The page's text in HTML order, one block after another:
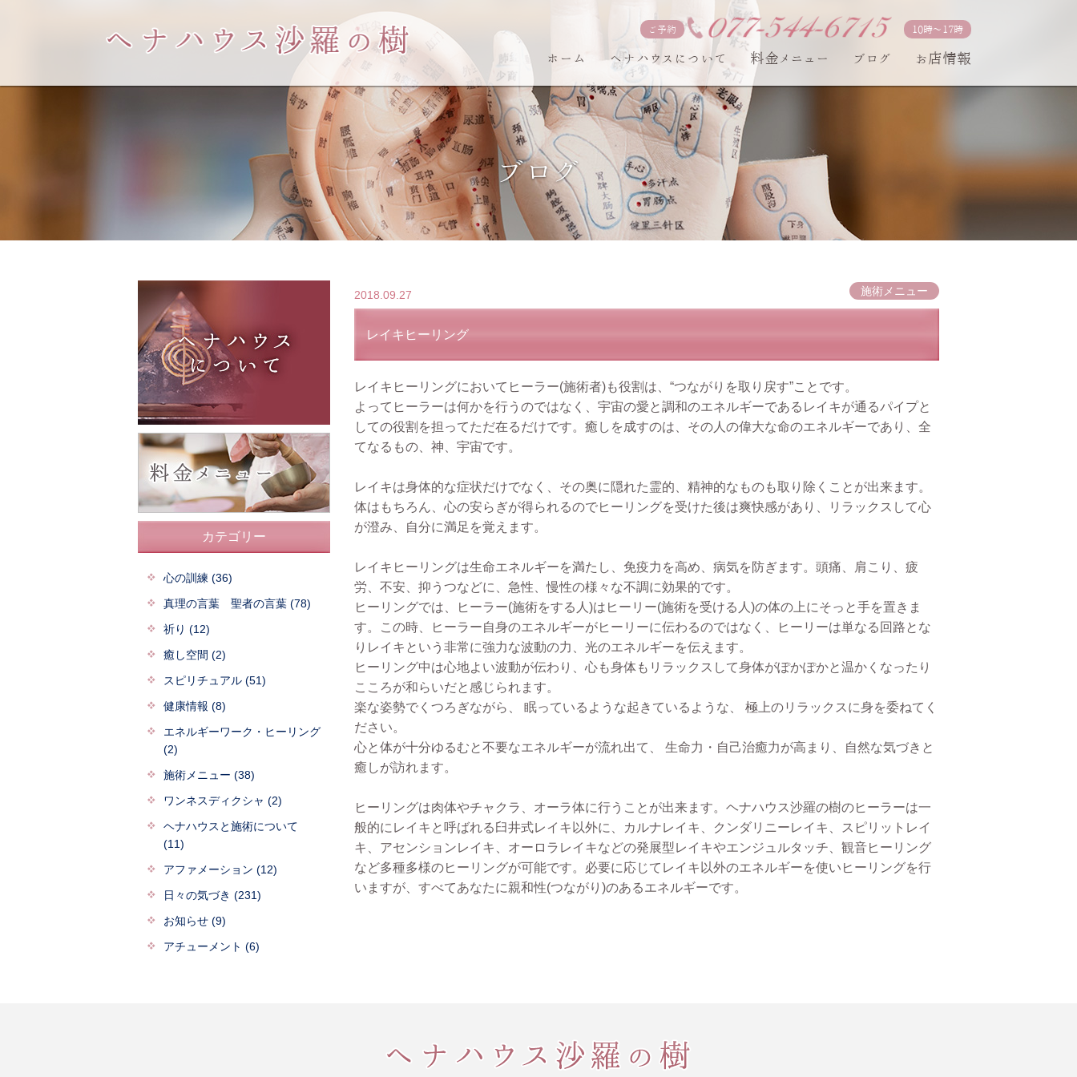
ご予約 10時〜17時
ホーム ヘナハウスについて 料金メニュー ブログ お店情報
ブログ
施術メニュー
2018.09.27
レイキヒーリング
レイキヒーリングにおいてヒーラー(施術者)も役割は、“つながりを取り戻す”ことです。
よってヒーラーは何かを行うのではなく、宇宙の愛と調和のエネルギーであるレイキが通るパイプと
しての役割を担ってただ在るだけです。癒しを成すのは、その人の偉大な命のエネルギーであり、全
てなるもの、神、宇宙です。
レイキは身体的な症状だけでなく、その奥に隠れた霊的、精神的なものも取り除くことが出来ます。
体はもちろん、心の安らぎが得られるのでヒーリングを受けた後は爽快感があり、リラックスして心
が澄み、自分に満足を覚えます。
レイキヒーリングは生命エネルギーを満たし、免疫力を高め、病気を防ぎます。頭痛、肩こり、疲
労、不安、抑うつなどに、急性、慢性の様々な不調に効果的です。
ヒーリングでは、ヒーラー(施術をする人)はヒーリー(施術を受ける人)の体の上にそっと手を置きま
す。この時、ヒーラー自身のエネルギーがヒーリーに伝わるのではなく、ヒーリーは単なる回路とな
りレイキという非常に強力な波動の力、光のエネルギーを伝えます。
ヒーリング中は心地よい波動が伝わり、心も身体もリラックスして身体がぽかぽかと温かくなったり
こころが和らいだと感じられます。
楽な姿勢でくつろぎながら、 眠っているような起きているような、 極上のリラックスに身を委ねてく
ださい。
心と体が十分ゆるむと不要なエネルギーが流れ出て、 生命力・自己治癒力が高まり、自然な気づきと
癒しが訪れます。
ヒーリングは肉体やチャクラ、オーラ体に行うことが出来ます。ヘナハウス沙羅の樹のヒーラーは一
般的にレイキと呼ばれる臼井式レイキ以外に、カルナレイキ、クンダリニーレイキ、スピリットレイ
キ、アセンションレイキ、オーロラレイキなどの発展型レイキやエンジュルタッチ、観音ヒーリング
など多種多様のヒーリングが可能です。必要に応じてレイキ以外のエネルギーを使いヒーリングを行
いますが、すべてあなたに親和性(つながり)のあるエネルギーです。
カテゴリー
心の訓練 (36)
真理の言葉 聖者の言葉 (78)
祈り (12)
癒し空間 (2)
スピリチュアル (51)
健康情報 (8)
エネルギーワーク・ヒーリング
(2)
施術メニュー (38)
ワンネスディクシャ (2)
ヘナハウスと施術について
(11)
アファメーション (12)
日々の気づき (231)
お知らせ (9)
アチューメント (6)